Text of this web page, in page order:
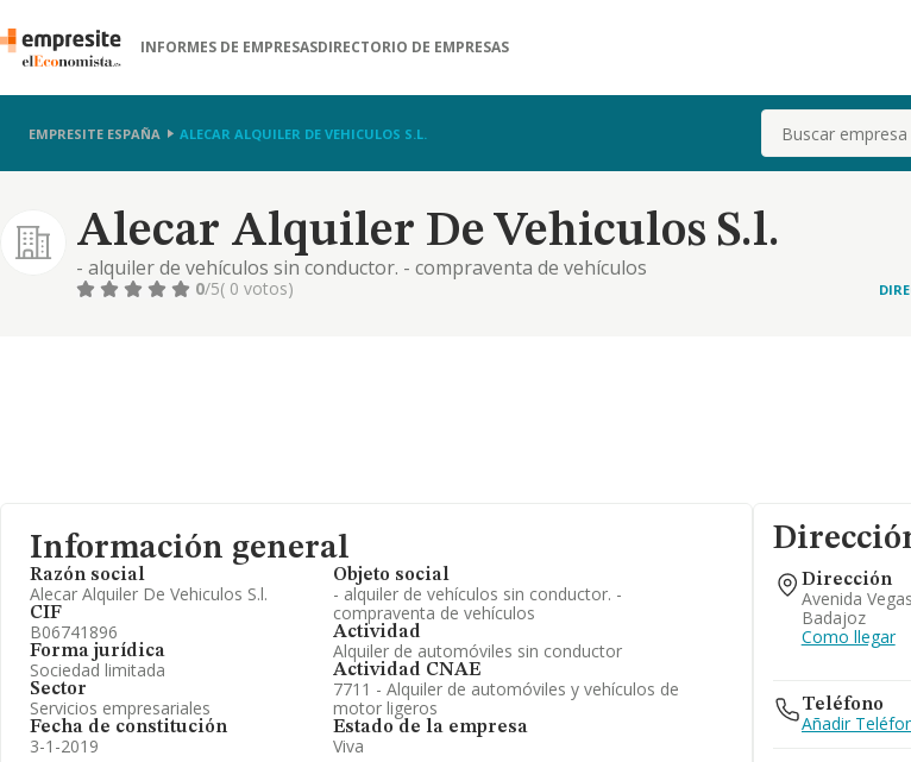
INFORMES DE EMPRESASDIRECTORIO DE EMPRESAS
EMPRESITE ESPAÑA ALECAR ALQUILER DE VEHICULOS S.L. Buscar
Alecar Alquiler De Vehiculos S.l.
- alquiler de vehículos sin conductor. - compraventa de vehículos
0/5( 0 votos)
Información general
Razón social
Alecar Alquiler De Vehiculos S.l.
CIF
B06741896
Forma jurídica
Sociedad limitada
Sector
Servicios empresariales
Fecha de constitución
3-1-2019
Objeto social
- alquiler de vehículos sin conductor. -
compraventa de vehículos
Actividad
Alquiler de automóviles sin conductor
Actividad CNAE
7711 - Alquiler de automóviles y vehículos de
motor ligeros
Estado de la empresa
Viva
Dirección
Avenida
Badajoz
Como llegar
Teléfono
Añadir